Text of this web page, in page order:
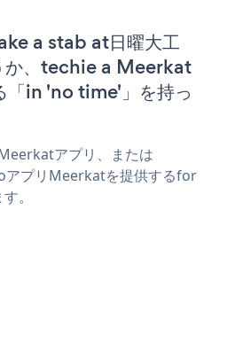
a stab at日曜大工
か、techie a Meerkat
「in 'no time'」を持っ
アプリ、または
プリMeerkatを提供するfor
。